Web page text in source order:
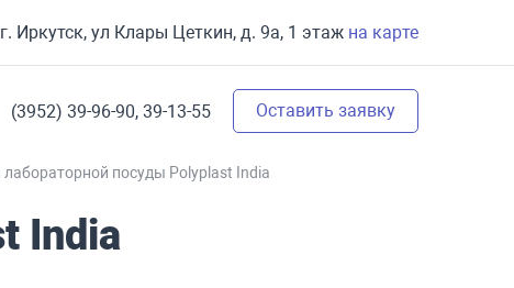
г. Иркутск, ул Клары Цеткин, д. 9а, 1 этаж на карте
(3952) 39-96-90, 39-13-55 Оставить заявку
посуды Polyplast India
India